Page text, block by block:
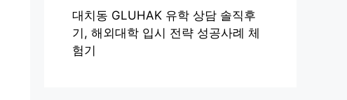
대치동 GLUHAK 유학 상담 솔직후
기, 해외대학 입시 전략 성공사례 체
험기